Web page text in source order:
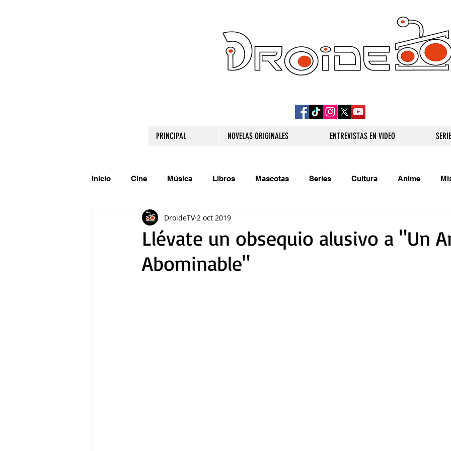
PRINCIPAL NOVELAS ORIGINALES ENTREVISTAS EN VIDEO
Inicio Cine Música Libros Mascotas Series Cultura Anime
Comparte tu talento Relatos originales
Gastronomía Tecnología
Llévate un obsequio alusivo a "Un
Abominable"
DroideTV 2 oct 2019